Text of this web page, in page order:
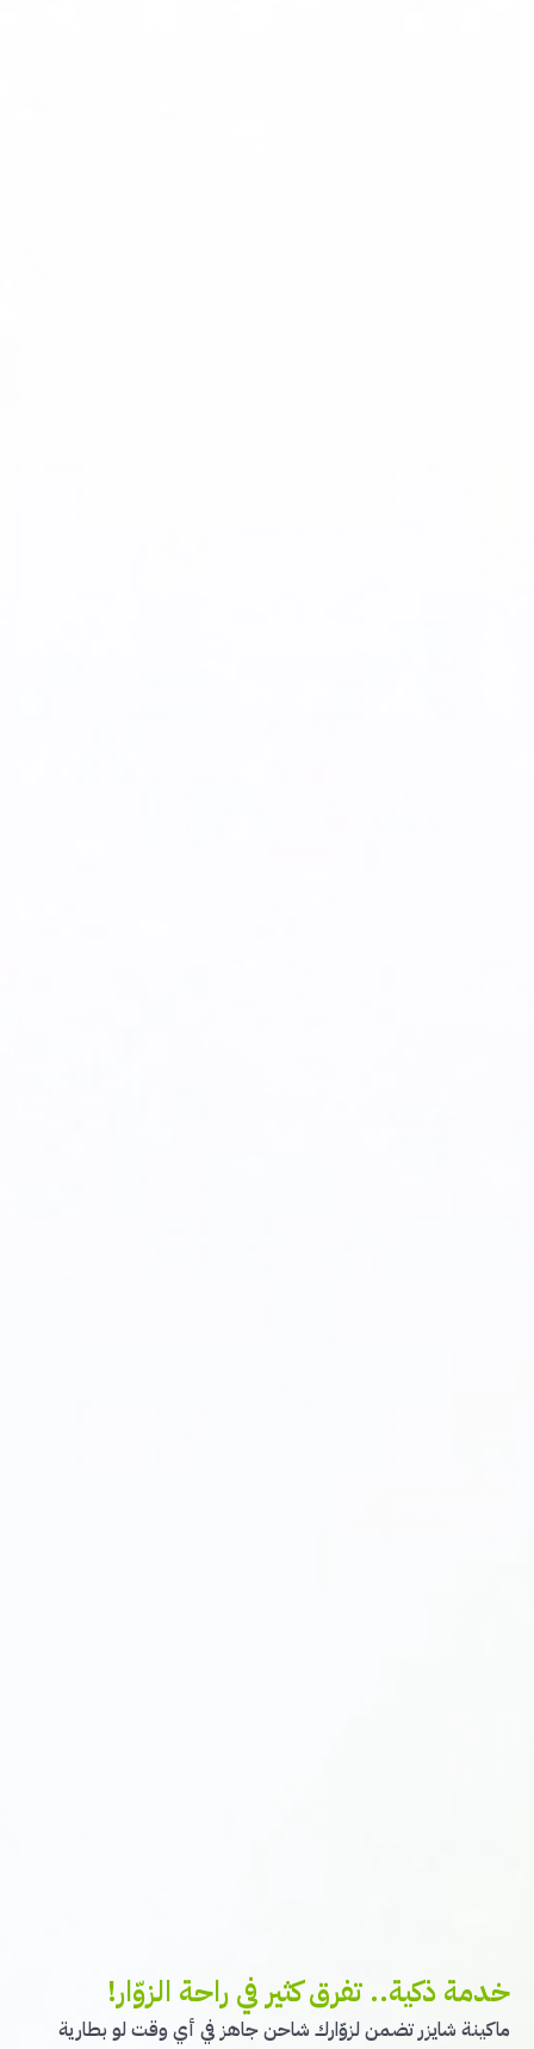
خدمة ذكية.. تفرق كثير في راحة الزوّار!
ماكينة شايزر تضمن لزوّارك شاحن جاهز في أي وقت لو بطارية